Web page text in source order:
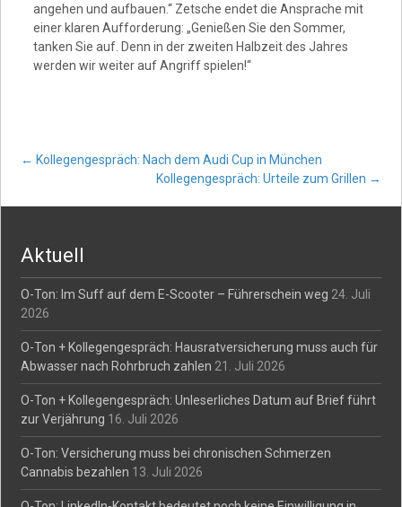
angehen und aufbauen.“ Zetsche endet die Ansprache mit
einer klaren Aufforderung: „Genießen Sie den Sommer,
tanken Sie auf. Denn in der zweiten Halbzeit des Jahres
werden wir weiter auf Angriff spielen!“
Post
← Kollegengespräch: Nach dem Audi Cup in München
Kollegengespräch: Urteile zum Grillen →
Aktuell
O-Ton: Im Suff auf dem E-Scooter – Führerschein weg 24. Juli
2026
O-Ton + Kollegengespräch: Hausratversicherung muss auch für
Abwasser nach Rohrbruch zahlen 21. Juli 2026
O-Ton + Kollegengespräch: Unleserliches Datum auf Brief führt
zur Verjährung 16. Juli 2026
O-Ton: Versicherung muss bei chronischen Schmerzen
Cannabis bezahlen 13. Juli 2026